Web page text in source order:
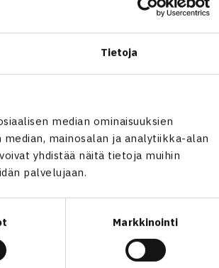
Tietoja
median ominaisuuksien
mainosalan ja analytiikka-alan
yhdistää näitä tietoja muihin
palvelujaan.
Markkinointi